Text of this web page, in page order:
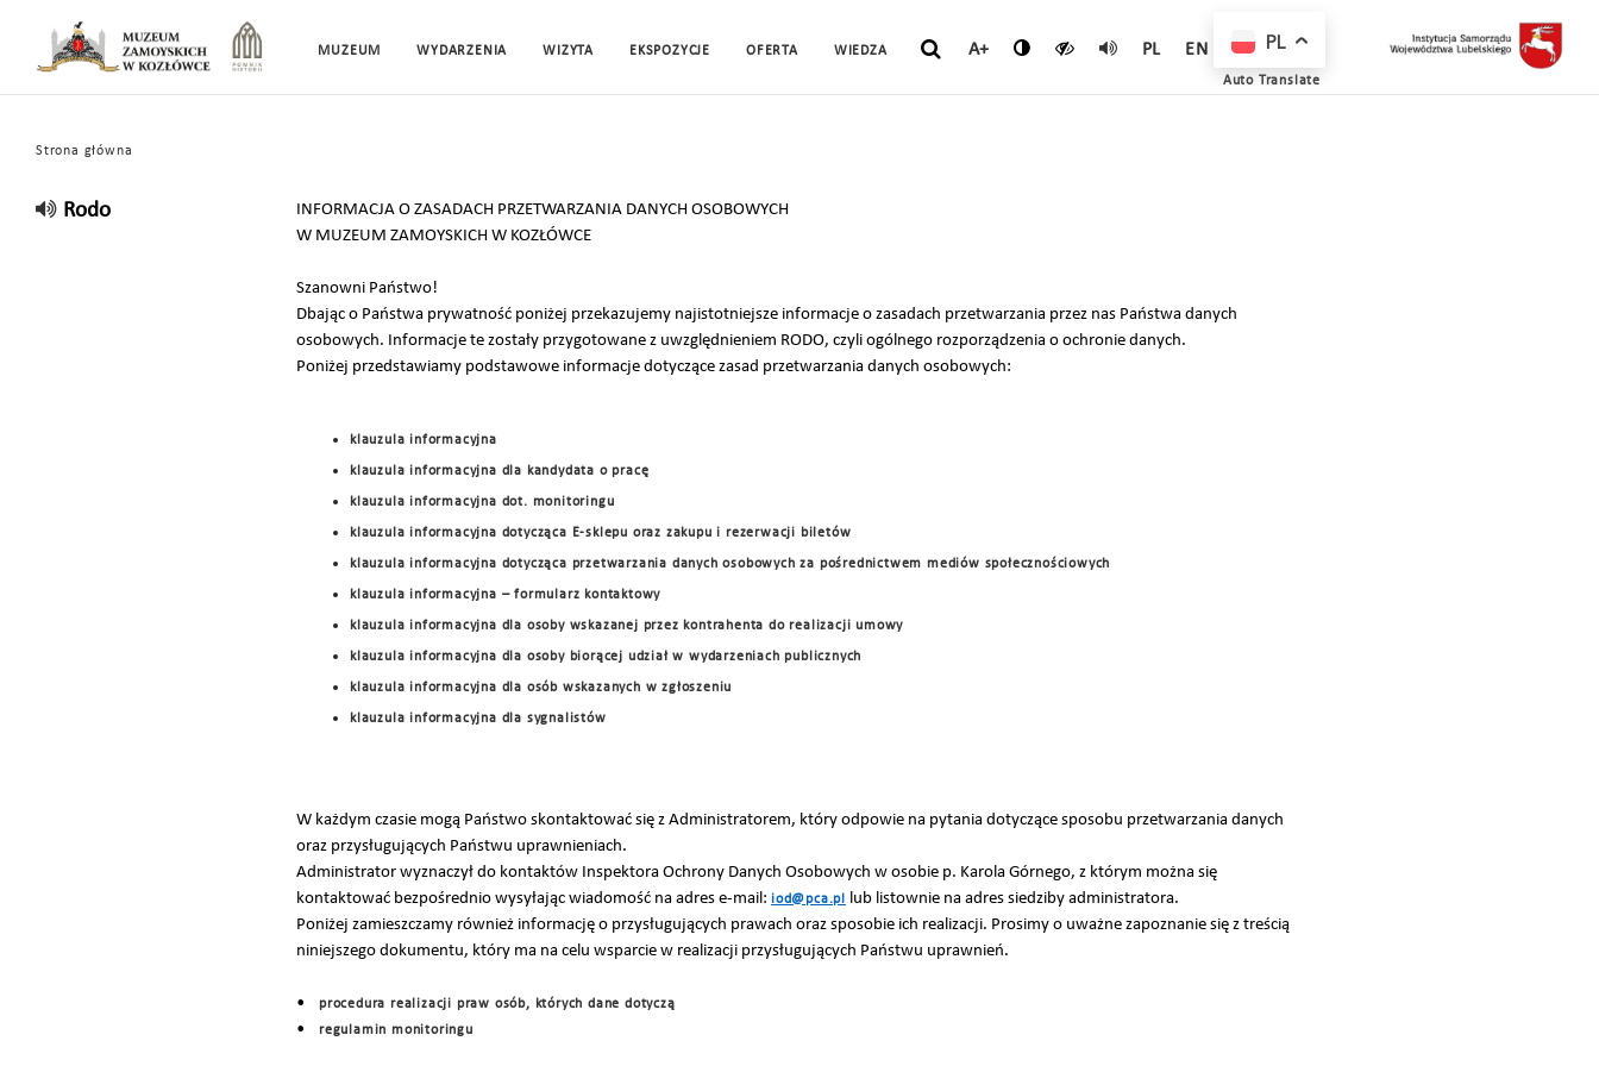
MUZEUM WYDARZENIA WIZYTA EKSPOZYCJE OFERTA WIEDZA A+ PL EN
Strona główna
Rodo
INFORMACJA O ZASADACH PRZETWARZANIA DANYCH OSOBOWYCH
W MUZEUM ZAMOYSKICH W KOZŁÓWCE
Szanowni Państwo!
Dbając o Państwa prywatność poniżej przekazujemy najistotniejsze informacje o zasadach przetwarzania przez nas Państwa danych
osobowych. Informacje te zostały przygotowane z uwzględnieniem RODO, czyli ogólnego rozporządzenia o ochronie danych.
Poniżej przedstawiamy podstawowe informacje dotyczące zasad przetwarzania danych osobowych:
klauzula informacyjna
klauzula informacyjna dla kandydata o pracę
klauzula informacyjna dot. monitoringu
klauzula informacyjna dotycząca E-sklepu oraz zakupu i rezerwacji biletów
klauzula informacyjna dotycząca przetwarzania danych osobowych za pośrednictwem mediów społecznościowych
klauzula informacyjna – formularz kontaktowy
klauzula informacyjna dla osoby wskazanej przez kontrahenta do realizacji umowy
klauzula informacyjna dla osoby biorącej udział w wydarzeniach publicznych
klauzula informacyjna dla osób wskazanych w zgłoszeniu
klauzula informacyjna dla sygnalistów
W każdym czasie mogą Państwo skontaktować się z Administratorem, który odpowie na pytania dotyczące sposobu przetwarzania danych
oraz przysługujących Państwu uprawnieniach.
Administrator wyznaczył do kontaktów Inspektora Ochrony Danych Osobowych w osobie p. Karola Górnego, z którym można się
kontaktować bezpośrednio wysyłając wiadomość na adres e-mail: iod@pca.pl
lub listownie na adres siedziby administratora.
Poniżej zamieszczamy również informację o przysługujących prawach oraz sposobie ich realizacji. Prosimy o uważne zapoznanie się z treścią
niniejszego dokumentu, który ma na celu wsparcie w realizacji przysługujących Państwu uprawnień.
• procedura realizacji praw osób, których dane dotyczą
• regulamin monitoringu
PL
Auto Translate